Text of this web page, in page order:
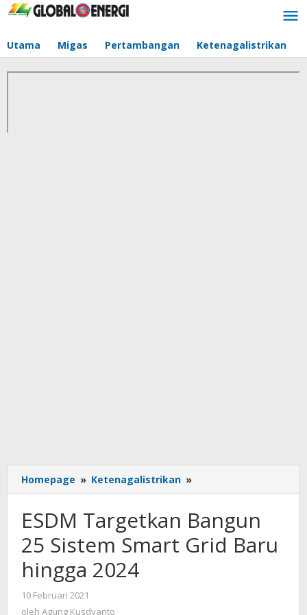
Lewati
Utama Migas Pertambangan Ketenagalistrikan
Homepage » Ketenagalistrikan »
Targetkan
25
Sistem
Smart
ESDM Targetkan Bangun
25 Sistem Smart Grid Baru
hingga 2024
10 Februari 2021
Agung
oleh Agung Kusdyanto